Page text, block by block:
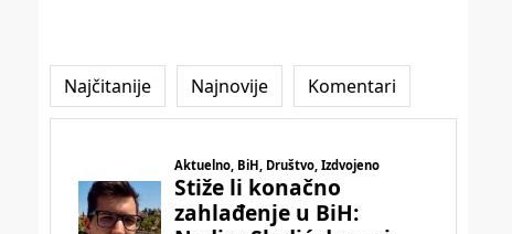
Najčitanije Najnovije Komentari